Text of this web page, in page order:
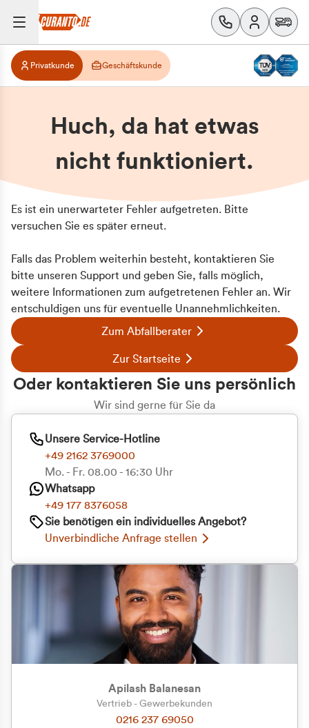
Zu welcher Kundengruppe
Privatkunde Geschäftskunde
Huch, da hat etwas
nicht funktioniert.
Es ist ein unerwarteter Fehler aufgetreten. Bitte
versuchen Sie es später erneut.
Falls das Problem weiterhin besteht, kontaktieren Sie
bitte unseren Support und geben Sie, falls möglich,
weitere Informationen zum aufgetretenen Fehler an. Wir
entschuldigen uns für eventuelle Unannehmlichkeiten.
Zum Abfallberater
Zur Startseite
Oder kontaktieren Sie uns persönlich
Wir sind gerne für Sie da
Unsere Service-Hotline
+49 2162 3769000
Mo. - Fr. 08.00 - 16:30 Uhr
Whatsapp
+49 177 8376058
Sie benötigen ein individuelles Angebot?
Unverbindliche Anfrage stellen
Apilash Balanesan
Vertrieb - Gewerbekunden
0216 237 69050